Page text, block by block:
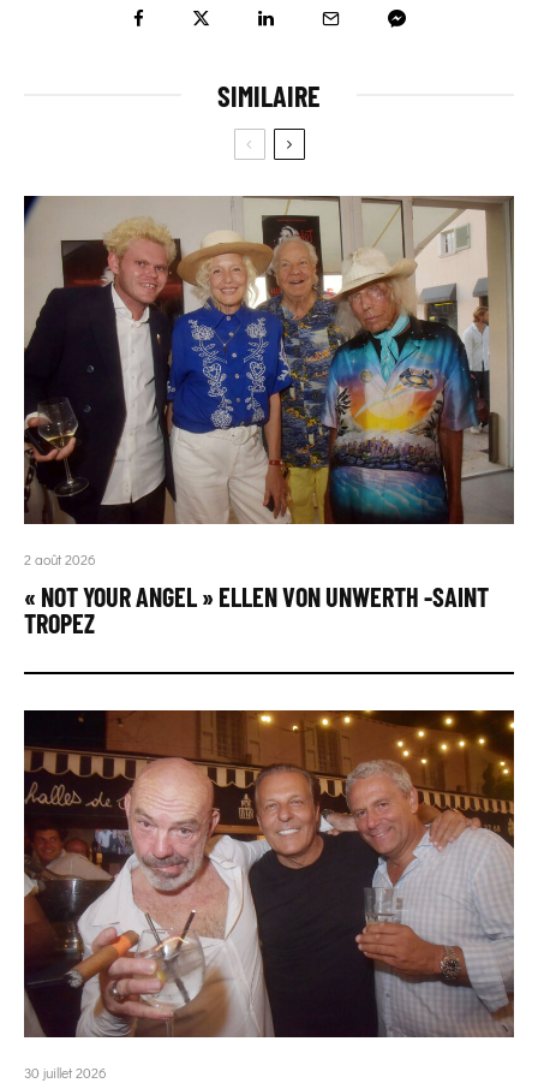
SIMILAIRE
2 août 2026
« NOT YOUR ANGEL » ELLEN VON UNWERTH -SAINT
TROPEZ
30 juillet 2026